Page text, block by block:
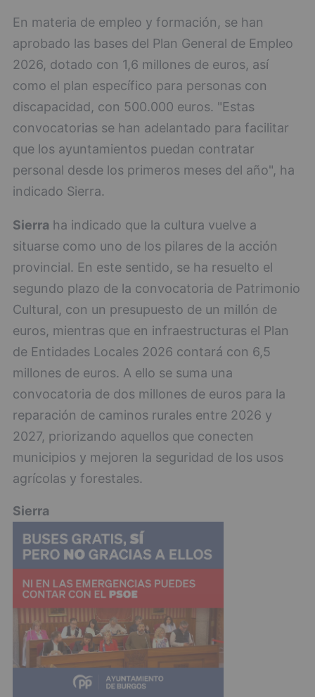
En materia de empleo y formación, se han
aprobado las bases del Plan General de Empleo
2026, dotado con 1,6 millones de euros, así
como el plan específico para personas con
discapacidad, con 500.000 euros. "Estas
convocatorias se han adelantado para facilitar
que los ayuntamientos puedan contratar
personal desde los primeros meses del año", ha
indicado Sierra.
Sierra ha indicado que la cultura vuelve a
situarse como uno de los pilares de la acción
provincial. En este sentido, se ha resuelto el
segundo plazo de la convocatoria de Patrimonio
Cultural, con un presupuesto de un millón de
euros, mientras que en infraestructuras el Plan
de Entidades Locales 2026 contará con 6,5
millones de euros. A ello se suma una
convocatoria de dos millones de euros para la
reparación de caminos rurales entre 2026 y
2027, priorizando aquellos que conecten
municipios y mejoren la seguridad de los usos
agrícolas y forestales.
Sierra